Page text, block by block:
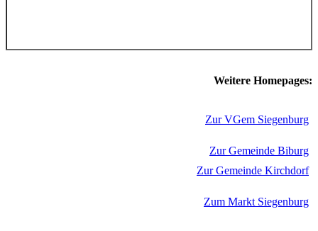
Weitere Homepages:
Zur VGem Siegenburg
Zur Gemeinde Biburg
Zur Gemeinde Kirchdorf
Zum Markt Siegenburg